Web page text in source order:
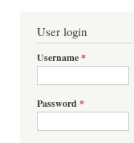
User login
Username*
Password *